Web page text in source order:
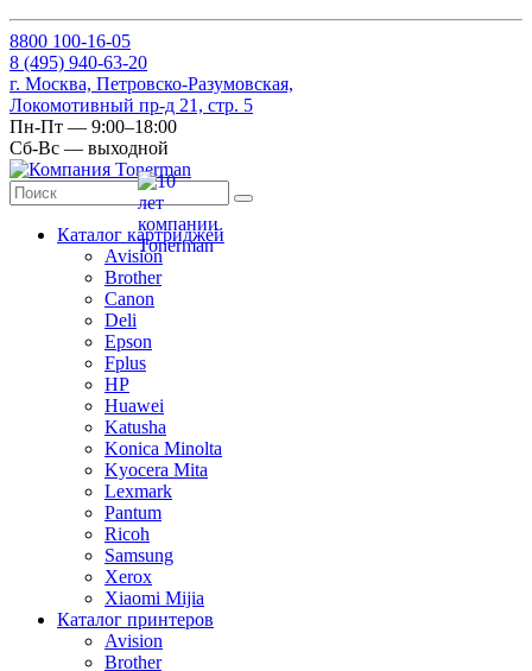
8800 100-16-05
8 (495) 940-63-20
г. Москва, Петровско-Разумовская,
Локомотивный пр-д 21, стр. 5
Пн-Пт — 9:00–18:00
Сб-Вс — выходной
Каталог картриджей
Avision
Brother
Canon
Deli
Epson
Fplus
HP
Huawei
Katusha
Konica Minolta
Kyocera Mita
Lexmark
Pantum
Ricoh
Samsung
Xerox
Xiaomi Mijia
Каталог принтеров
Avision
Brother